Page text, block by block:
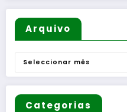
Arquivo
Arquivo
Categorias